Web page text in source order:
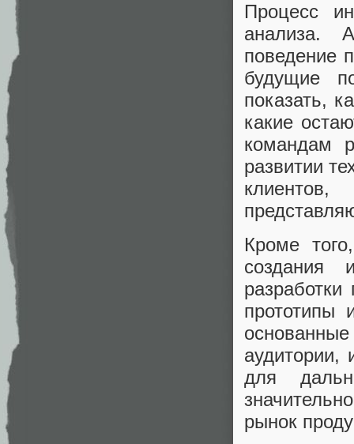
Процесс
анализа.
поведение
будущие
показать,
какие
командам
развитии
Кроме
создания
прототипы
аудитории,
для
рынок